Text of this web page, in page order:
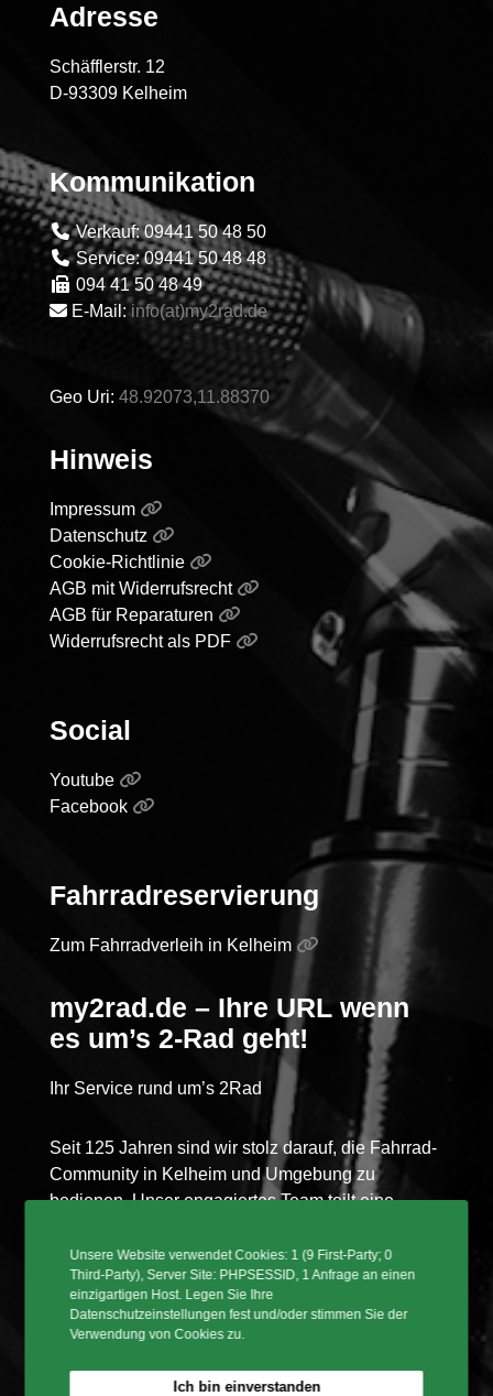
Adresse
Schäfflerstr. 12
D-93309 Kelheim
Kommunikation
Verkauf: 09441 50 48 50
Service: 09441 50 48 48
094 41 50 48 49
E-Mail: info(at)my2rad.de
Geo Uri: 48.92073,11.88370
Hinweis
Impressum
Datenschutz
Cookie-Richtlinie
AGB mit Widerrufsrecht
AGB für Reparaturen
Widerrufsrecht als PDF
Social
Youtube
Facebook
Fahrradreservierung
Zum Fahrradverleih in Kelheim
my2rad.de – Ihre URL wenn
es um’s 2-Rad geht!
Ihr Service rund um’s 2Rad
Seit 125 Jahren sind wir stolz darauf, die Fahrrad-
Community in Kelheim und Umgebung zu
bedienen. Unser engagiertes Team teilt eine
Fachkenntnissen und freundlichem Service zur
Verfügung.
2Rad Jessen e.K. bietet Fahrräder für jede
Mountainbikes oder Sporträder inklusive eine
Unsere Website verwendet Cookies: 1 (9 First-Party; 0
Third-Party), Server Site: PHPSESSID, 1 Anfrage an einen
einzigartigen Host. Legen Sie Ihre
Datenschutzeinstellungen fest und/oder stimmen Sie der
Verwendung von Cookies zu.
Ich bin einverstanden